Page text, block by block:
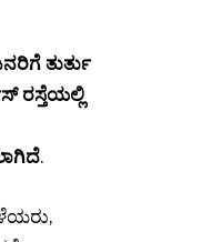
ತುರ್ತು
ರಸ್ತೆಯಲ್ಲಿ
.